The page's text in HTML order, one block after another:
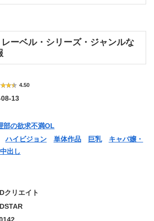
ーベル・シリーズ・ジャンルな
4.50
13
部の欲求不満OL
ハイビジョン 単体作品 巨乳
キャバ嬢・
中出し
クリエイト